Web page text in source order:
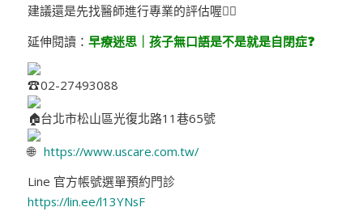
建議還是先找醫師進行專業的評估喔👩‍⚕
延伸閱讀： 早療迷思｜孩子無口語是不是就是自閉症❓
02-27493088
台北市松山區光復北路11巷65號
https://www.uscare.com.tw/
Line 官方帳號選單預約門診
https://lin.ee/l13YNsF